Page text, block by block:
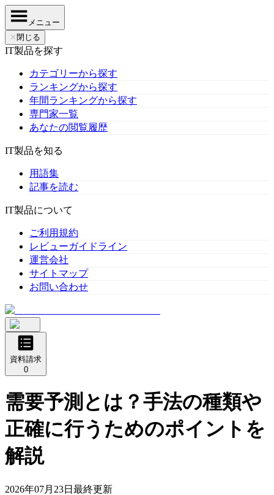
メニュー
✕ 閉じる
IT製品を探す
カテゴリーから探す
ランキングから探す
年間ランキングから探す
専門家一覧
あなたの閲覧履歴
IT製品を知る
用語集
記事を読む
IT製品について
ご利用規約
レビューガイドライン
運営会社
サイトマップ
お問い合わせ
資料請求
0
需要予測とは？手法の種類や
正確に行うためのポイントを
解説
2026年07月23日 最終更新